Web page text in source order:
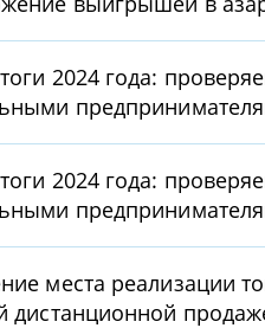
2024 года:
2024 года:
места реализации
дистанционной